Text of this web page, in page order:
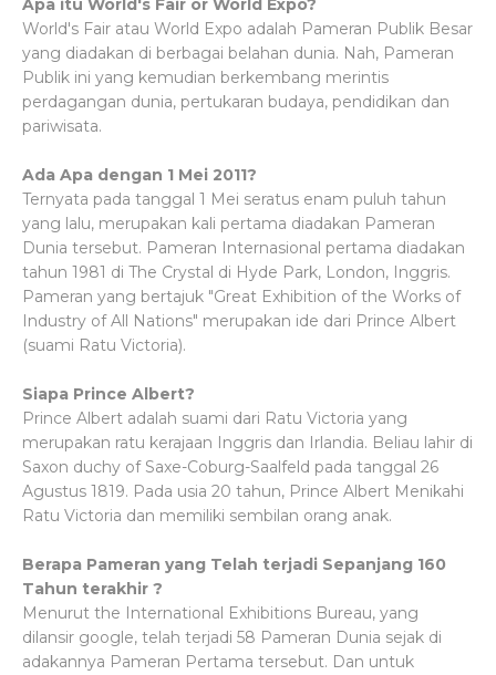
Apa itu World's Fair or World Expo?
World's Fair atau World Expo adalah Pameran Publik Besar
yang diadakan di berbagai belahan dunia. Nah, Pameran
Publik ini yang kemudian berkembang merintis
perdagangan dunia, pertukaran budaya, pendidikan dan
pariwisata.
Ada Apa dengan 1 Mei 2011?
Ternyata pada tanggal 1 Mei seratus enam puluh tahun
yang lalu, merupakan kali pertama diadakan Pameran
Dunia tersebut. Pameran Internasional pertama diadakan
tahun 1981 di The Crystal di Hyde Park, London, Inggris.
Pameran yang bertajuk "Great Exhibition of the Works of
Industry of All Nations" merupakan ide dari Prince Albert
(suami Ratu Victoria).
Siapa Prince Albert?
Prince Albert adalah suami dari Ratu Victoria yang
merupakan ratu kerajaan Inggris dan Irlandia. Beliau lahir di
Saxon duchy of Saxe-Coburg-Saalfeld pada tanggal 26
Agustus 1819. Pada usia 20 tahun, Prince Albert Menikahi
Ratu Victoria dan memiliki sembilan orang anak.
Berapa Pameran yang Telah terjadi Sepanjang 160
Tahun terakhir ?
Menurut the International Exhibitions Bureau, yang
dilansir google, telah terjadi 58 Pameran Dunia sejak di
adakannya Pameran Pertama tersebut. Dan untuk